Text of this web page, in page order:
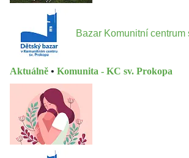
Bazar Komunitní centrum
Aktuálně • Komunita - KC sv. Prokopa